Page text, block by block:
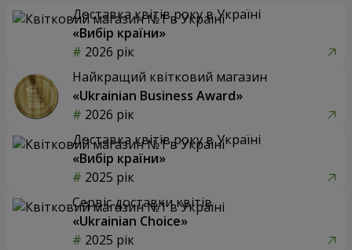
Доставка квітів року в Україні
«Вибір країни»
2026 рік
Найкращий квітковий магазин
«Ukrainian Business Award»
2026 рік
Доставка квітів року в Україні
«Вибір країни»
2025 рік
Сервіс доставки квітів
«Ukrainian Choice»
2025 рік